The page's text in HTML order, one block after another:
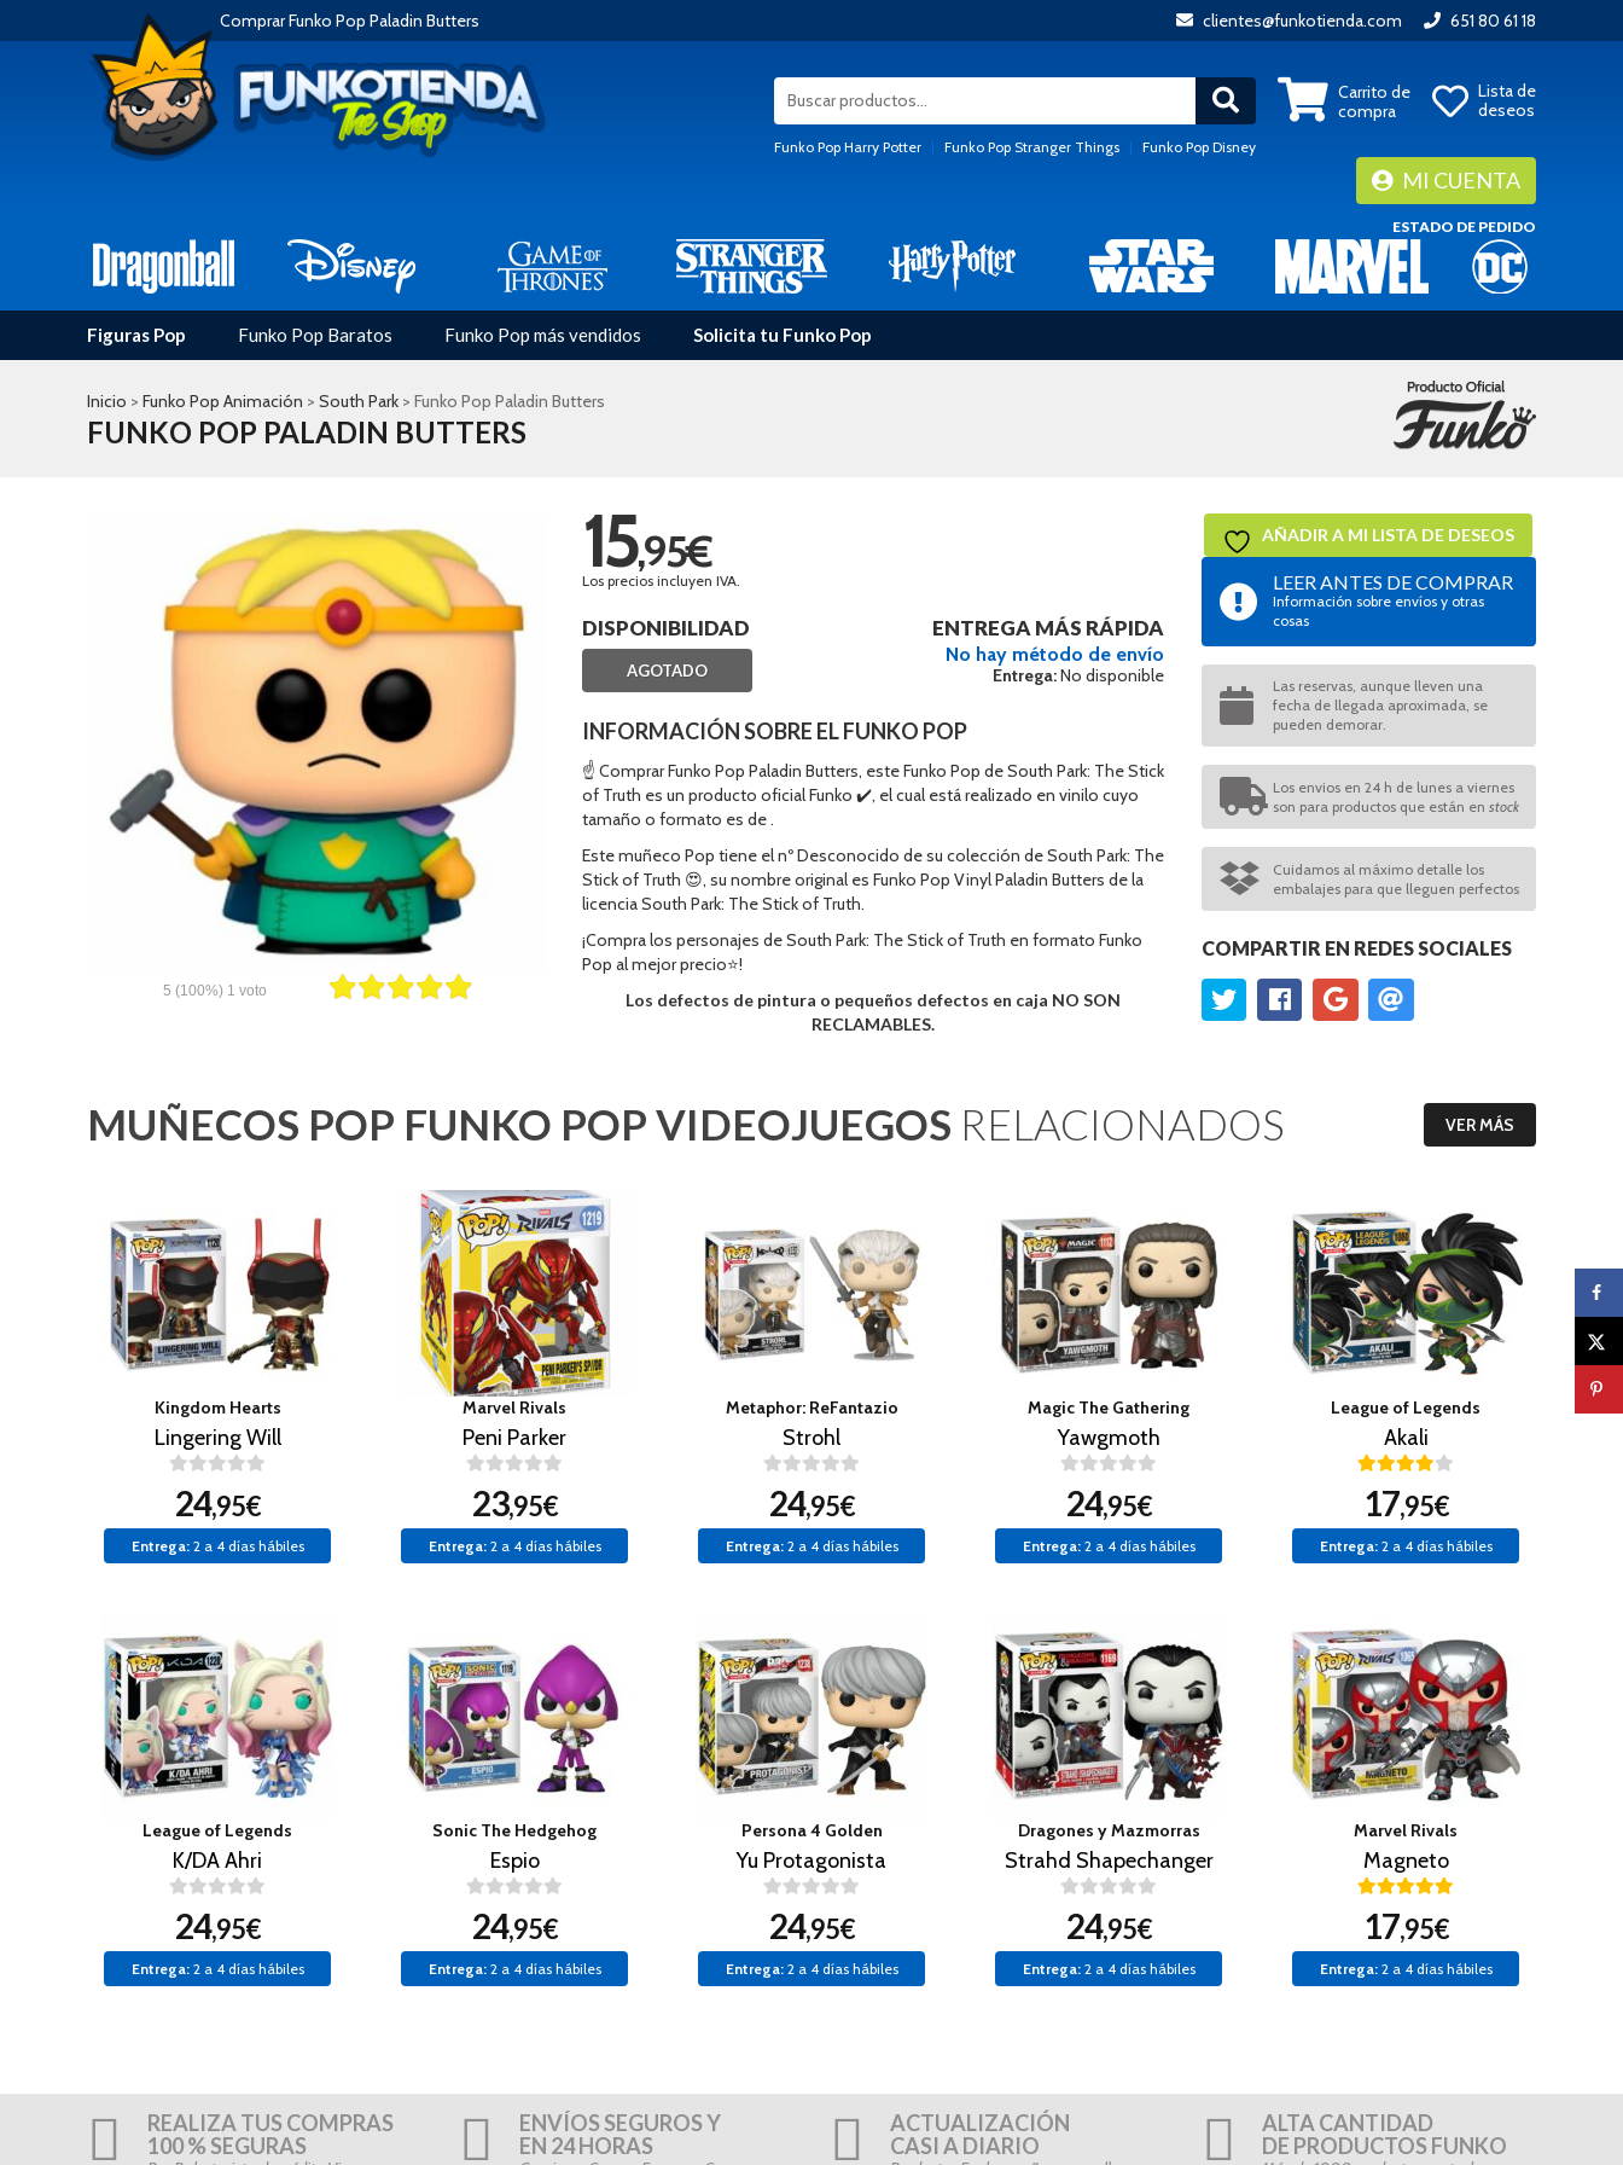
Comprar Funko Pop Paladin Butters clientes@funkotienda.com 651 80 61 18
Funko Pop Harry Potter | Funko Pop Stranger Things | Funko Pop Disney
Carrito de
compra
Lista de
deseos
MI CUENTA
ESTADO DE PEDIDO
Figuras Pop Funko Pop Baratos Funko Pop más vendidos Solicita tu Funko Pop
Inicio > Funko Pop Animación > South Park > Funko Pop Paladin Butters
FUNKO POP PALADIN BUTTERS
5 (100%) 1 voto
15,95€
Los precios incluyen IVA.
DISPONIBILIDAD
AGOTADO
ENTREGA MÁS RÁPIDA
No hay método de envío
Entrega:No disponible
INFORMACIÓN SOBRE EL FUNKO POP
☝ Comprar Funko Pop Paladin Butters, este Funko Pop de South Park: The Stick
of Truth es un producto oficial Funko ✔️, el cual está realizado en vinilo cuyo
tamaño o formato es de .
Este muñeco Pop tiene el nº Desconocido de su colección de South Park: The
Stick of Truth 😍, su nombre original es Funko Pop Vinyl Paladin Butters de la
licencia South Park: The Stick of Truth.
¡Compra los personajes de South Park: The Stick of Truth en formato Funko
Pop al mejor precio⭐!
Los defectos de pintura o pequeños defectos en caja NO SON
RECLAMABLES.
AÑADIR A MI LISTA DE DESEOS
LEER ANTES DE COMPRAR
Información sobre envíos y otras
cosas
Las reservas, aunque lleven una
fecha de llegada aproximada, se
pueden demorar.
Los envios en 24 h de lunes a viernes
son para productos que están en stock
Cuidamos al máximo detalle los
embalajes para que lleguen perfectos
COMPARTIR EN REDES SOCIALES
MUÑECOS POP FUNKO POP VIDEOJUEGOS RELACIONADOS VER MÁS
Kingdom Hearts
Lingering Will
24,95€
Entrega:2 a 4 días hábiles
Marvel Rivals
Peni Parker
23,95€
Entrega:2 a 4 días hábiles
Metaphor: ReFantazio
Strohl
24,95€
Entrega:2 a 4 días hábiles
Magic The Gathering
Yawgmoth
24,95€
Entrega:2 a 4 días hábiles
League of Legends
Akali
17,95€
Entrega:2 a 4 días hábiles
League of Legends
K/DA Ahri
24,95€
Entrega:2 a 4 días hábiles
Sonic The Hedgehog
Espio
24,95€
Entrega:2 a 4 días hábiles
Persona 4 Golden
Yu Protagonista
24,95€
Entrega:2 a 4 días hábiles
Dragones y Mazmorras
Strahd Shapechanger
24,95€
Entrega:2 a 4 días hábiles
Marvel Rivals
Magneto
17,95€
Entrega:2 a 4 días hábiles
REALIZA TUS COMPRAS
100 % SEGURAS
ENVÍOS SEGUROS Y
EN 24 HORAS
ACTUALIZACIÓN
CASI A DIARIO
ALTA CANTIDAD
DE PRODUCTOS FUNKO